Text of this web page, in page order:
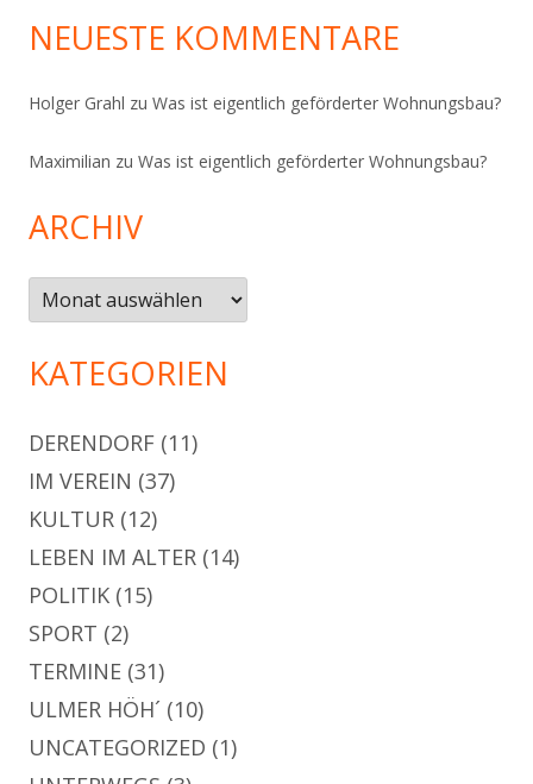
NEUESTE KOMMENTARE
Holger Grahl zu Was ist eigentlich geförderter Wohnungsbau?
Maximilian zu Was ist eigentlich geförderter Wohnungsbau?
ARCHIV
Archiv
KATEGORIEN
DERENDORF (11)
IM VEREIN (37)
KULTUR (12)
LEBEN IM ALTER (14)
POLITIK (15)
SPORT (2)
TERMINE (31)
ULMER HÖH´ (10)
UNCATEGORIZED (1)